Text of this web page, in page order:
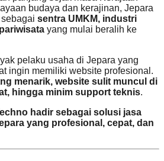
budaya dan kerajinan, Jepara
sentra UMKM, industri
yang mulai beralih ke
pelaku usaha di Jepara yang
ingin memiliki website profesional.
menarik, website sulit muncul di
hingga minim support teknis.
hadir sebagai solusi jasa
yang profesional, cepat, dan